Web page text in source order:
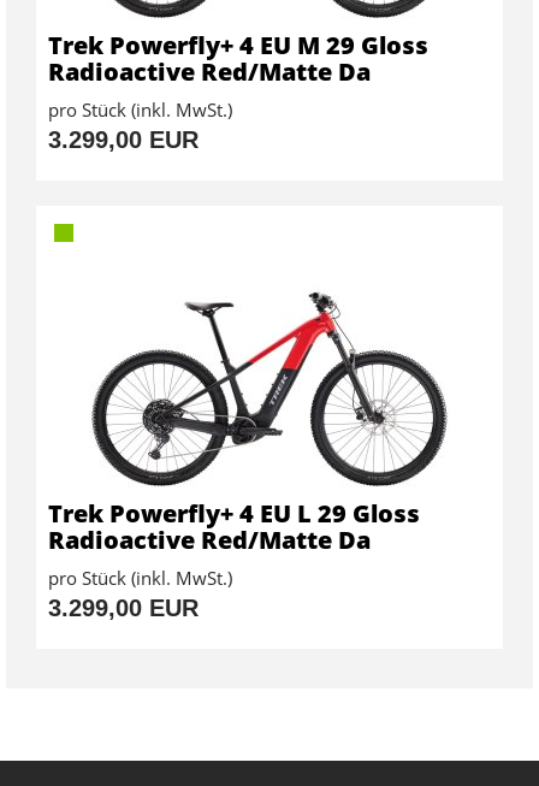
Trek Powerfly+ 4 EU M 29 Gloss
Radioactive Red/Matte Da
pro Stück (inkl. MwSt.)
3.299,00 EUR
Trek Powerfly+ 4 EU L 29 Gloss
Radioactive Red/Matte Da
pro Stück (inkl. MwSt.)
3.299,00 EUR